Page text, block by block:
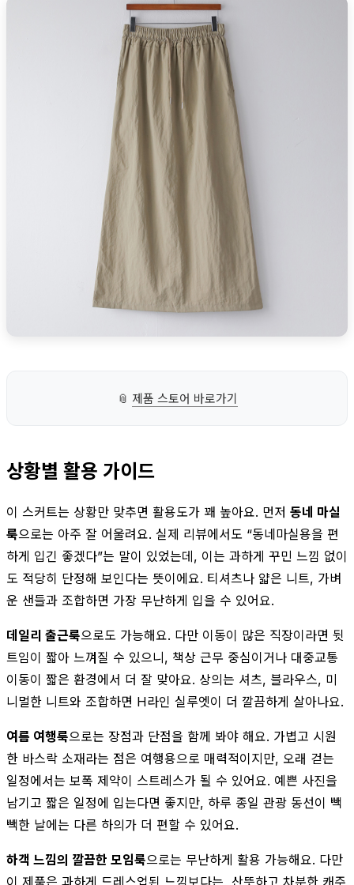
📎 제품 스토어 바로가기
상황별 활용 가이드
이 스커트는 상황만 맞추면 활용도가 꽤 높아요. 먼저 동네 마실
룩으로는 아주 잘 어울려요. 실제 리뷰에서도 “동네마실용을 편
하게 입긴 좋겠다”는 말이 있었는데, 이는 과하게 꾸민 느낌 없이
도 적당히 단정해 보인다는 뜻이에요. 티셔츠나 얇은 니트, 가벼
운 샌들과 조합하면 가장 무난하게 입을 수 있어요.
데일리 출근룩으로도 가능해요. 다만 이동이 많은 직장이라면 뒷
트임이 짧아 느껴질 수 있으니, 책상 근무 중심이거나 대중교통
이동이 짧은 환경에서 더 잘 맞아요. 상의는 셔츠, 블라우스, 미
니멀한 니트와 조합하면 H라인 실루엣이 더 깔끔하게 살아나요.
여름 여행룩으로는 장점과 단점을 함께 봐야 해요. 가볍고 시원
한 바스락 소재라는 점은 여행용으로 매력적이지만, 오래 걷는
일정에서는 보폭 제약이 스트레스가 될 수 있어요. 예쁜 사진을
남기고 짧은 일정에 입는다면 좋지만, 하루 종일 관광 동선이 빽
빽한 날에는 다른 하의가 더 편할 수 있어요.
하객 느낌의 깔끔한 모임룩으로는 무난하게 활용 가능해요. 다만
이 제품은 과하게 드레스업된 느낌보다는, 산뜻하고 차분한 캐주